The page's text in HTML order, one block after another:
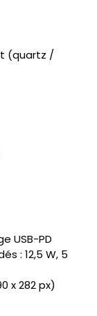
(quartz /
USB-PD
: 12,5 W, 5
x 282 px)